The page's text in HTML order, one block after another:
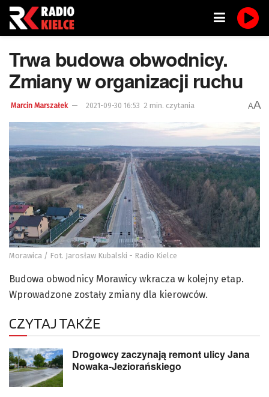
Trwa budowa obwodnicy.
Zmiany w organizacji ruchu
Marcin Marszałek 2021-09-30 16:53 2 min. czytania AA
Morawica / Fot. Jarosław Kubalski - Radio Kielce
Budowa obwodnicy Morawicy wkracza w kolejny etap.
Wprowadzone zostały zmiany dla kierowców.
CZYTAJ TAKŻE
Drogowcy zaczynają remont ulicy Jana
Nowaka-Jeziorańskiego